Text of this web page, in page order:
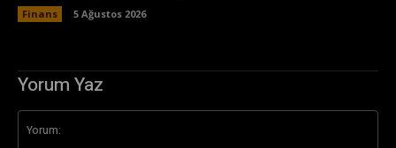
Finans 5 Ağustos 2026
Yorum Yaz